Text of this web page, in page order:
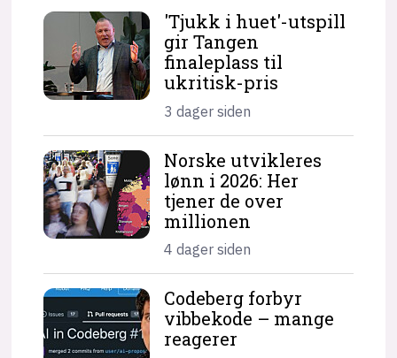
'Tjukk i huet'-utspill
gir Tangen
finaleplass til
ukritisk-pris
3 dager siden
Norske utvikleres
lønn i 2026: Her
tjener de over
millionen
4 dager siden
Codeberg forbyr
vibbekode – mange
reagerer